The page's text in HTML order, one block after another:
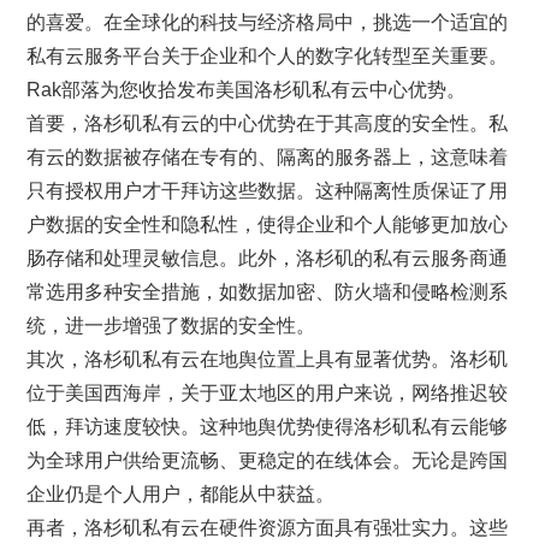
的喜爱。在全球化的科技与经济格局中，挑选一个适宜的
私有云服务平台关于企业和个人的数字化转型至关重要。
Rak部落为您收拾发布美国洛杉矶私有云中心优势。
首要，洛杉矶私有云的中心优势在于其高度的安全性。私
有云的数据被存储在专有的、隔离的服务器上，这意味着
只有授权用户才干拜访这些数据。这种隔离性质保证了用
户数据的安全性和隐私性，使得企业和个人能够更加放心
肠存储和处理灵敏信息。此外，洛杉矶的私有云服务商通
常选用多种安全措施，如数据加密、防火墙和侵略检测系
统，进一步增强了数据的安全性。
其次，洛杉矶私有云在地舆位置上具有显著优势。洛杉矶
位于美国西海岸，关于亚太地区的用户来说，网络推迟较
低，拜访速度较快。这种地舆优势使得洛杉矶私有云能够
为全球用户供给更流畅、更稳定的在线体会。无论是跨国
企业仍是个人用户，都能从中获益。
再者，洛杉矶私有云在硬件资源方面具有强壮实力。这些